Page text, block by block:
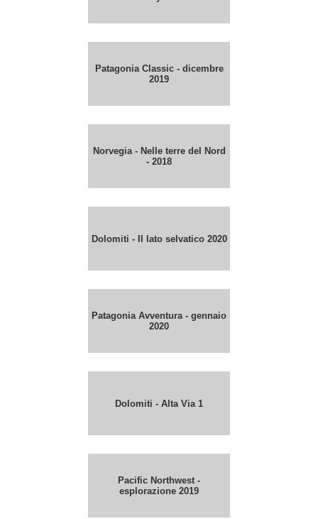
Patagonia Classic - dicembre
2019
Norvegia - Nelle terre del Nord
- 2018
Dolomiti - Il lato selvatico 2020
Patagonia Avventura - gennaio
2020
Dolomiti - Alta Via 1
Pacific Northwest -
esplorazione 2019